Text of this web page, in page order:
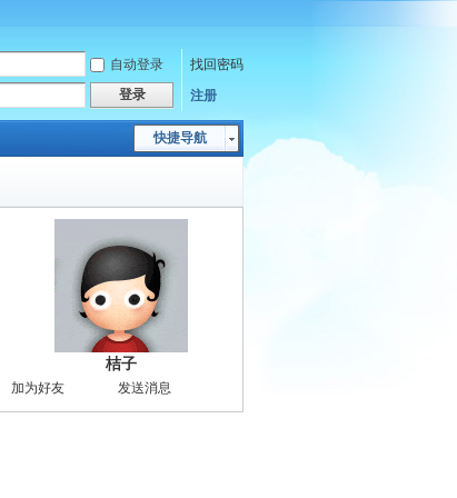
自动登录
找回密码
登录 注册
快捷导航
桔子
加为好友 发送消息